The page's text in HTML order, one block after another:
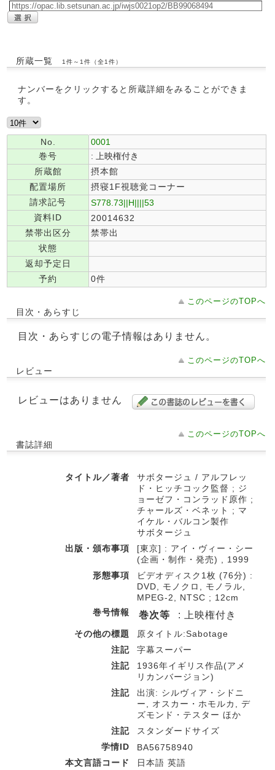
所蔵一覧 1件～1件（全1件）
ナンバーをクリックすると所蔵詳細をみることができま
す。
No.
0001
巻号
: 上映権付き
所蔵館
摂本館
配置場所
摂寝1F視聴覚コーナー
請求記号
S778.73||H||||53
資料ID
20014632
禁帯出区分
禁帯出
状態
返却予定日
予約
0件
このページのTOPへ
目次・あらすじ
目次・あらすじの電子情報はありません。
このページのTOPへ
レビュー
レビューはありません
このページのTOPへ
書誌詳細
タイトル／著者
サボタージュ / アルフレッ
ド・ヒッチコック監督 ; ジ
ョーゼフ・コンラッド原作 ;
チャールズ・ベネット ; マ
イケル・バルコン製作
サボタージュ
出版・頒布事項
[東京] : アイ・ヴィー・シー
(企画・制作・発売) , 1999
形態事項
ビデオディスク1枚 (76分) :
DVD, モノクロ, モノラル,
MPEG-2, NTSC ; 12cm
巻号情報
巻次等 : 上映権付き
その他の標題
原タイトル:Sabotage
注記
字幕スーパー
注記
1936年イギリス作品(アメ
リカンバージョン)
注記
出演: シルヴィア・シドニ
ー, オスカー・ホモルカ, デ
ズモンド・テスター ほか
注記
スタンダードサイズ
学情ID
BA56758940
本文言語コード
日本語 英語